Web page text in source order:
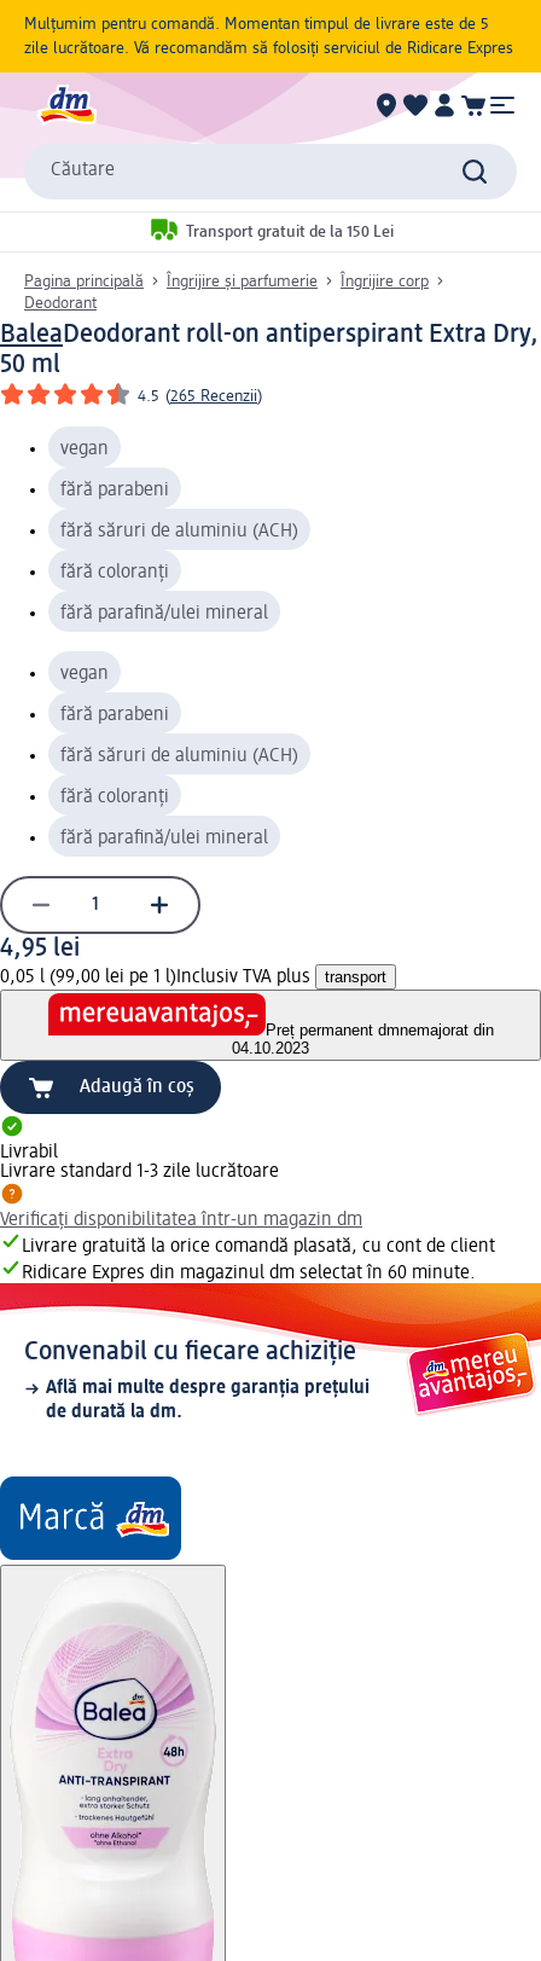
Mulțumim pentru comandă. Momentan timpul de livrare este de 5
zile lucrătoare. Vă recomandăm să folosiți serviciul de Ridicare Expres
Căutare
Transport gratuit de la 150 Lei
Pagina principală Îngrijire și parfumerie
Îngrijire corp
Deodorant
BaleaDeodorant roll-on antiperspirant Extra Dry,
50 ml
4.5 (265 Recenzii)
vegan
fără parabeni
fără săruri de aluminiu (ACH)
fără coloranți
fără parafină/ulei mineral
vegan
fără parabeni
fără săruri de aluminiu (ACH)
fără coloranți
fără parafină/ulei mineral
4,95 lei
0,05 l (99,00 lei pe 1 l) Inclusiv TVA plus transport
Preț permanent dmnemajorat din
04.10.2023
Adaugă în coș
Livrabil
Livrare standard 1-3 zile lucrătoare
Verificați disponibilitatea într-un magazin dm
Livrare gratuită la orice comandă plasată, cu cont de client
Ridicare Expres din magazinul dm selectat în 60 minute.
Convenabil cu fiecare achiziție
Află mai multe despre garanția prețului
de durată la dm.